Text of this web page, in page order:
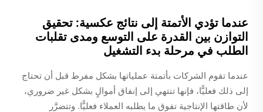
عندما تؤدي الأتمتة إلى نتائج عكسية: تحقيق
التوازن بين القدرة على التوسع ومدى تقلبات
الطلب في مرحلة بدء التشغيل
عندما تقوم الشركات بأتمتة عملياتها بشكل مفرط قبل أن تحتاج
إلى ذلك فعليًّا، فإنها تنتهي إلى إنفاق أموالٍ بشكل غير ضروري،
لأن طاقتها الإنتاجية تفوق ما يطلبه العملاء فعليًّا. وتتضرَّر